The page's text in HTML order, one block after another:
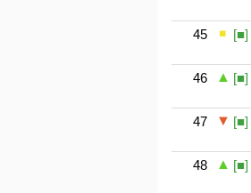
45 [■]
46 [■]
47 [■]
48 [■]